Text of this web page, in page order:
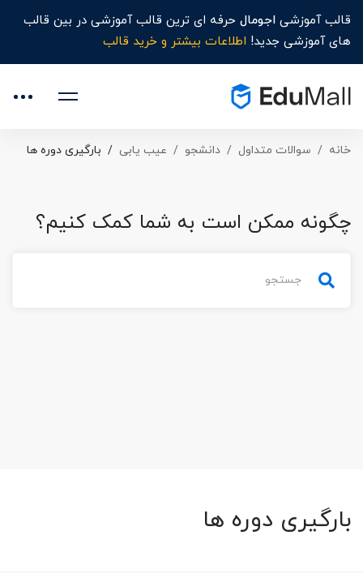
قالب آموزشی اجومال حرفه ای ترین قالب آموزشی در بین قالب
های آموزشی جدید! اطلاعات بیشتر و خرید قالب
خانه سوالات متداول دانشجو عیب یابی بارگیری دوره ها
چگونه ممکن است به شما کمک کنیم؟
بارگیری دوره ها